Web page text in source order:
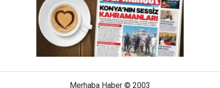
Merhaba Haber © 2003